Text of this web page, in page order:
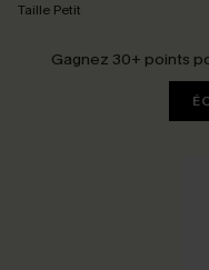
Taille Petit
Gagnez 30+ points